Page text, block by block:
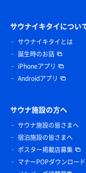
サウナイキタイについ
サウナイキタイとは
誕生時のお話
iPhoneアプリ
Androidアプリ
サウナ施設の方へ
サウナ施設の皆さまへ
宿泊施設の皆さまへ
ポスター掲載店募集
マナーPOPダウンロード